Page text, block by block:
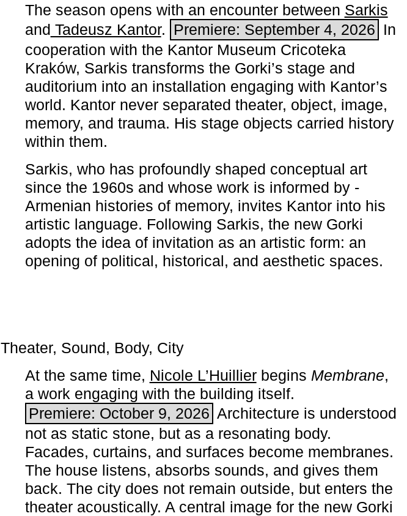
The season opens with an encounter between Sarkis
and Tadeusz Kantor. Premiere: September 4, 2026 In
cooperation with the ­Kantor Museum Cricoteka
Kraków, Sarkis transforms the Gorki’s stage and
auditorium into an installation engaging with Kantor’s
world. Kantor never separated theater, object, image,
memory, and trauma. His stage objects carried history
within them.
Sarkis, who has profoundly shaped conceptual art
since the 1960s and whose work is informed by ­
Armenian histories of memory, invites Kantor into his
artistic language. Following Sarkis, the new Gorki
adopts the idea of invitation as an artistic form: an
opening of political, historical, and aesthetic spaces.
Theater, Sound, Body, City
At the same time, Nicole L’Huillierbegins ­ Membrane,
a work engaging with the building itself.
Premiere: October 9, 2026 Architecture is understood
not as static stone, but as a resonating body.
Facades, curtains, and surfaces become membranes.
The house listens, absorbs sounds, and gives them
back. The city does not remain outside, but enters the
theater acoustically. A central image for the new Gorki